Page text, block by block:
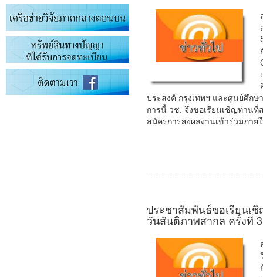
ประสงค์ กรุงเทพฯ และศูนย์ศึกษ
การนี้ วช. จึงขอเรียนเชิญท่านที่
สมัครการส่งผลงานเข้าร่วมภา
ประชาสัมพันธ์ขอเรียนเ
วันสันติภาพสากล ครั้งที่